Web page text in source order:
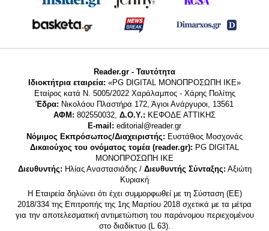
Reader.gr - Ταυτότητα
Ιδιοκτήτρια εταιρεία: «PG DIGITAL MONΟΠΡΟΣΩΠΗ ΙΚΕ»
Εταίρος κατά Ν. 5005/2022 Χαράλαμπος - Χάρης Πολίτης
Έδρα: Νικολάου Πλαστήρα 172, Άγιοι Ανάργυροι, 13561
ΑΦΜ: 802550032, Δ.Ο.Υ.: ΚΕΦΟΔΕ ΑΤΤΙΚΗΣ
E-mail: editorial@reader.gr
Νόμιμος Εκπρόσωπος/Διαχειριστής: Ευστάθιος Μοσχονάς
Δικαιούχος του ονόματος τομέα (reader.gr): PG DIGITAL
MONΟΠΡΟΣΩΠΗ ΙΚΕ
Διευθυντής: Ηλίας Αναστασιάδης / Διευθυντής Σύνταξης: Αξιώτη
Κυριακή
Η Εταιρεία δηλώνει ότι έχει συμμορφωθεί με τη Σύσταση (ΕΕ)
2018/334 της Επιτροπής της 1ης Μαρτίου 2018 σχετικά με τα μέτρα
για την αποτελεσματική αντιμετώπιση του παράνομου περιεχομένου
στο διαδίκτυο (L 63).